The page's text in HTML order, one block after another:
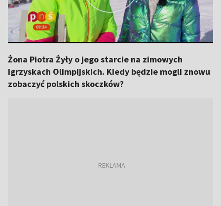
Żona Piotra Żyły o jego starcie na zimowych
Igrzyskach Olimpijskich. Kiedy będzie mogli znowu
zobaczyć polskich skoczków?